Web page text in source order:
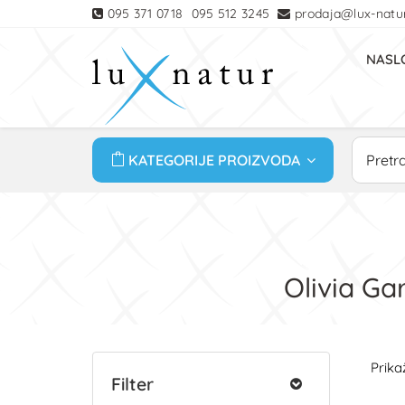
095 371 0718 095 512 3245 prodaja@lux-
KATEGORIJE PROIZVODA
Olivia
Filter